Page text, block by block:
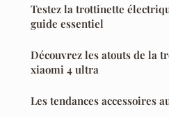
Testez la trottinette
guide essentiel
Découvrez les atouts de la
xiaomi 4 ultra
Les tendances accessoires